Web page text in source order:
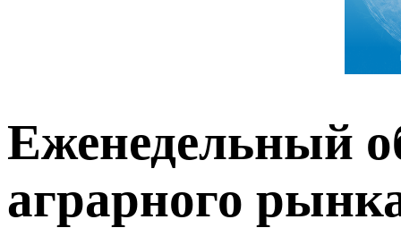
Еженедельный
аграрного